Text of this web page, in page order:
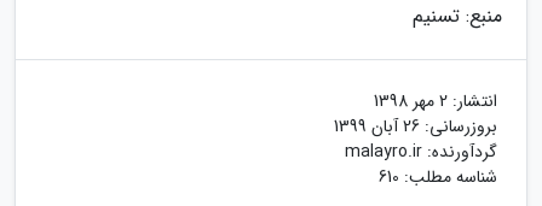
منبع: تسنیم
انتشار: 2 مهر 1398
بروزرسانی: 26 آبان 1399
گردآورنده: malayro.ir
شناسه مطلب: 610